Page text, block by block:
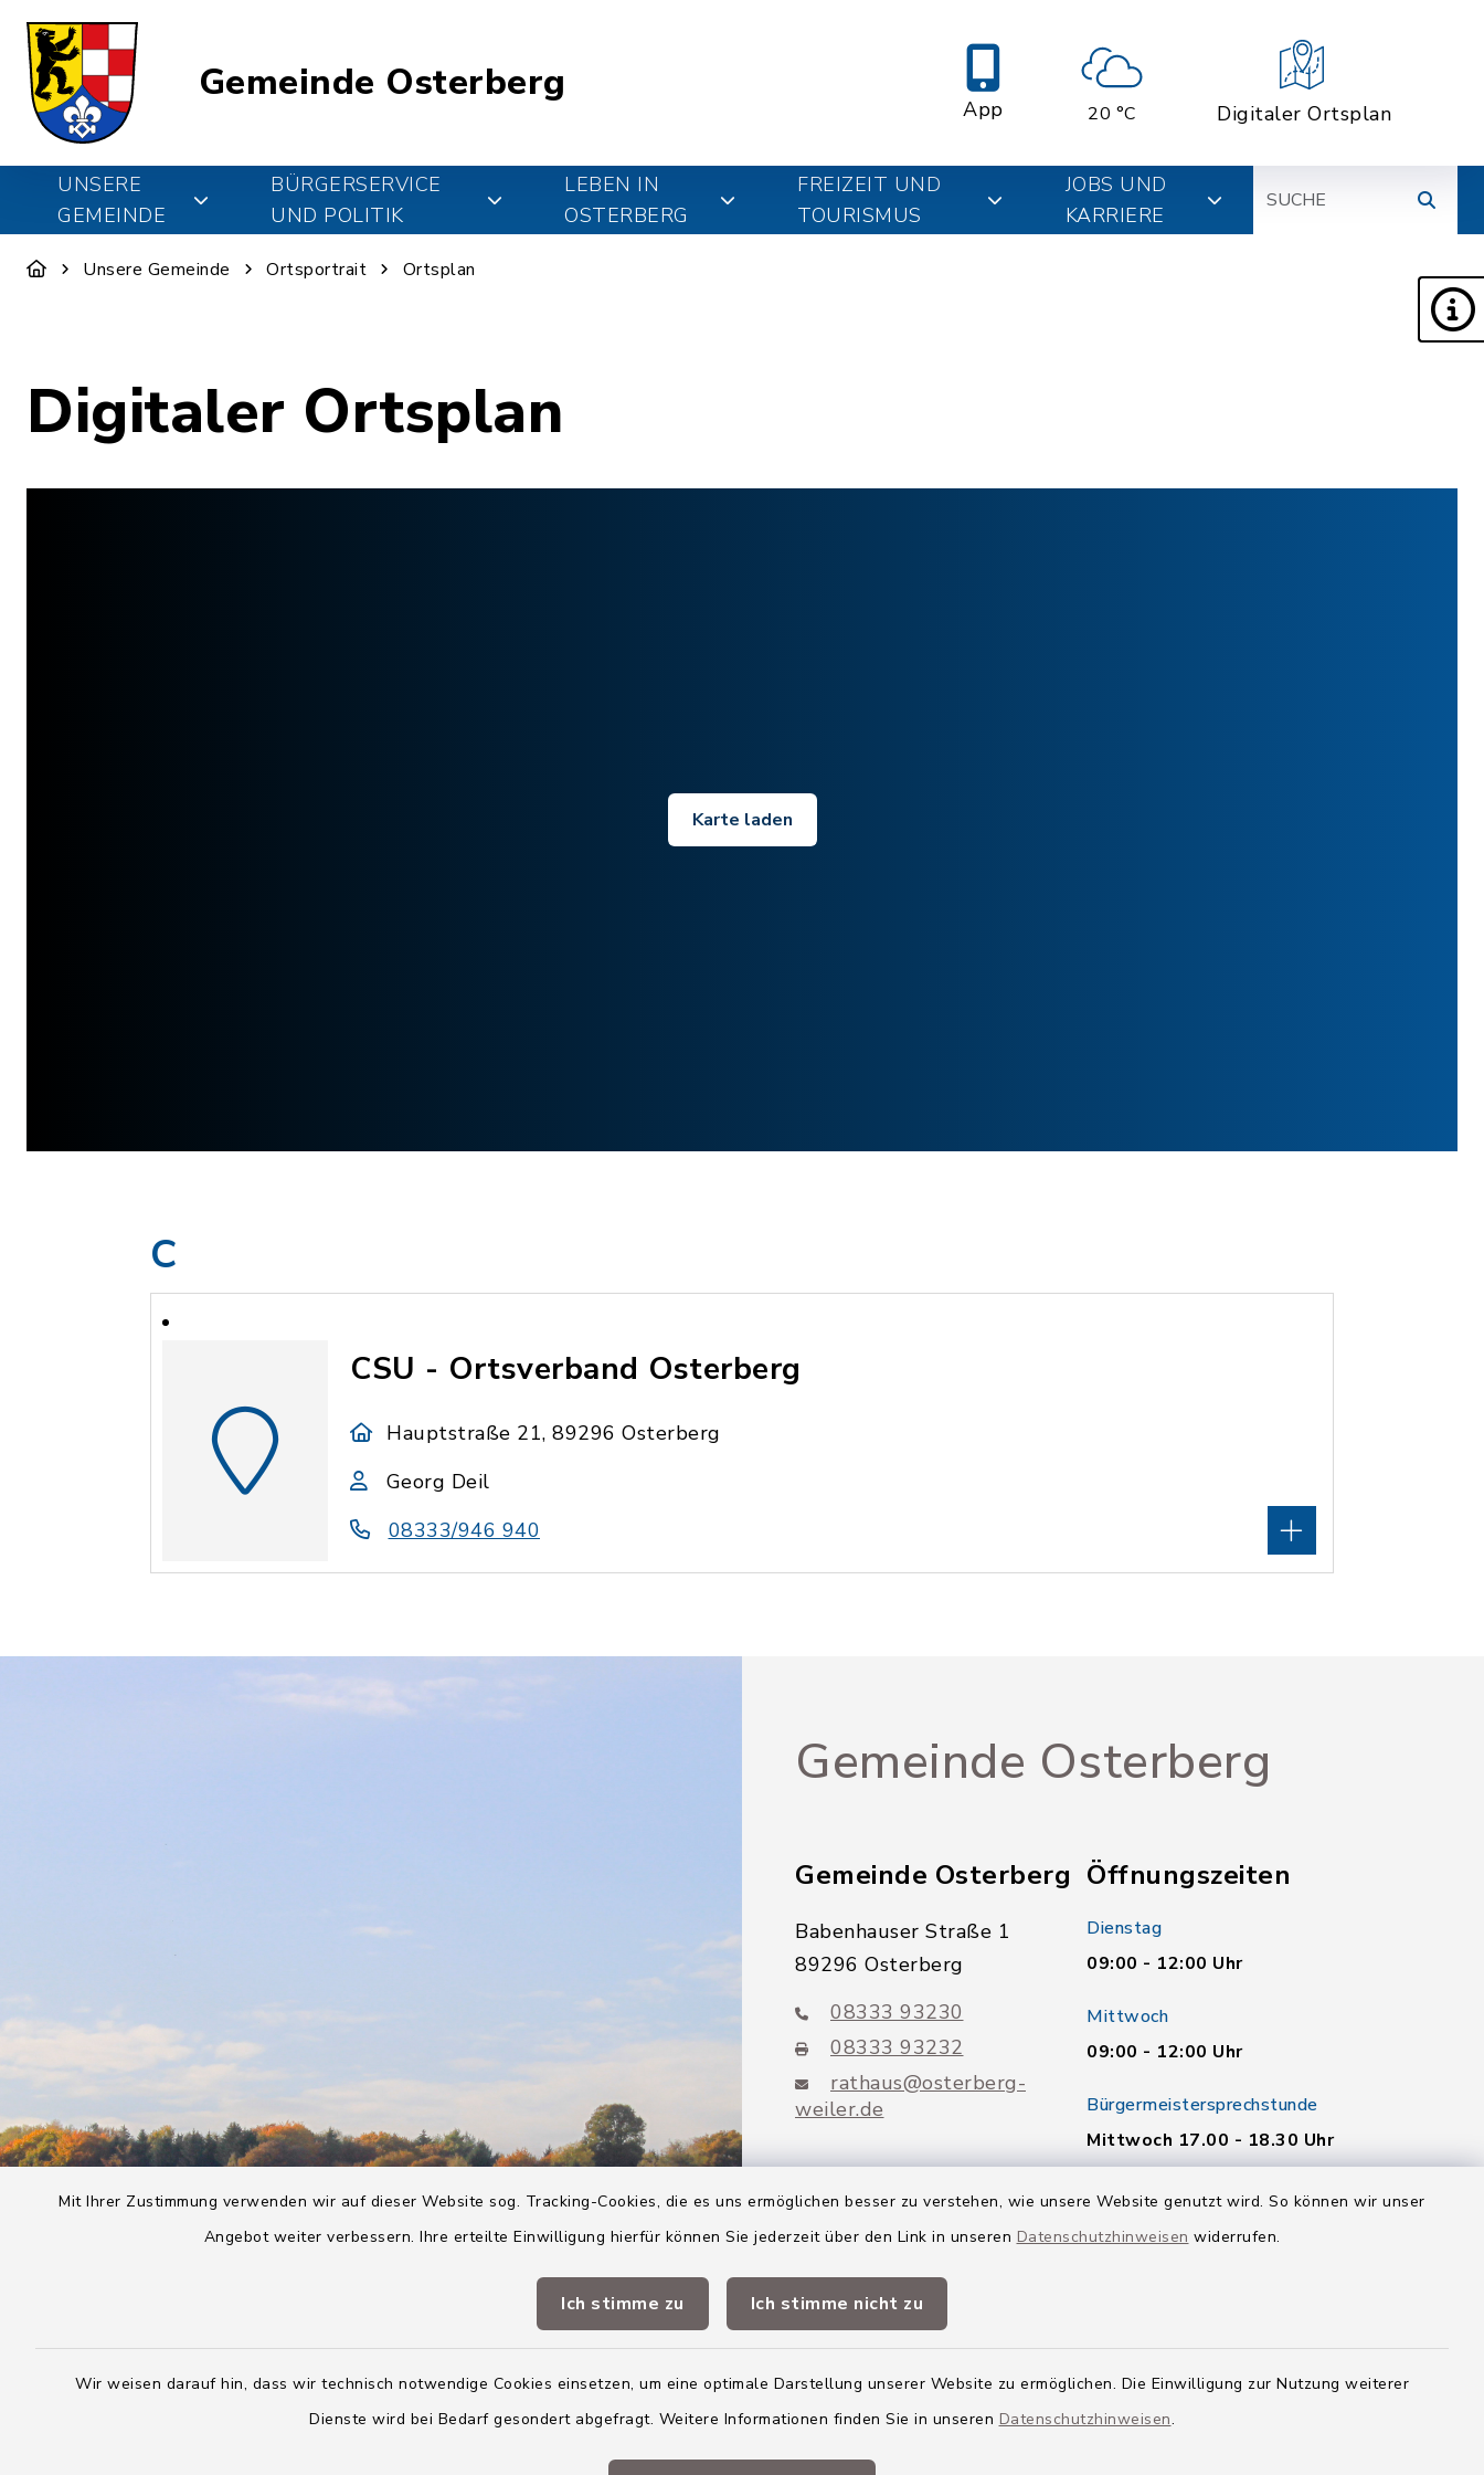
Mit Ihrer Zustimmung verwenden wir auf dieser Website sog. Tracking-Cookies, die es uns ermöglichen besser zu verstehen, wie unsere Website genutzt wird. So können wir unser
Angebot weiter verbessern. Ihre erteilte Einwilligung hierfür können Sie jederzeit über den Link in unseren Datenschutzhinweisen widerrufen.
Ich stimme zu Ich stimme nicht zu
Wir weisen darauf hin, dass wir technisch notwendige Cookies einsetzen, um eine optimale Darstellung unserer Website zu ermöglichen. Die Einwilligung zur Nutzung weiterer
Dienste wird bei Bedarf gesondert abgefragt. Weitere Informationen finden Sie in unseren Datenschutzhinweisen.
Gemeinde Osterberg
App 20 °C Digitaler Ortsplan
UNSERE
GEMEINDE
BÜRGERSERVICE
UND POLITIK
LEBEN IN
OSTERBERG
FREIZEIT UND
TOURISMUS
JOBS UND
KARRIERE
Unsere Gemeinde Ortsportrait Ortsplan
Digitaler Ortsplan
Karte laden
C
CSU - Ortsverband Osterberg
Hauptstraße 21, 89296 Osterberg
Georg Deil
08333/946 940
Gemeinde Osterberg
Gemeinde Osterberg
Babenhauser Straße 1
89296 Osterberg
08333 93230
08333 93232
rathaus@osterberg-
weiler.de
Öffnungszeiten
Dienstag
09:00 - 12:00 Uhr
Mittwoch
09:00 - 12:00 Uhr
Bürgermeistersprechstunde
Mittwoch 17.00 - 18.30 Uhr
telefonischer Vereinbarung.
Altenstadt
Markt Altenstadt
Markt Kellmünz
Gemeinde Osterberg
Quicklinks